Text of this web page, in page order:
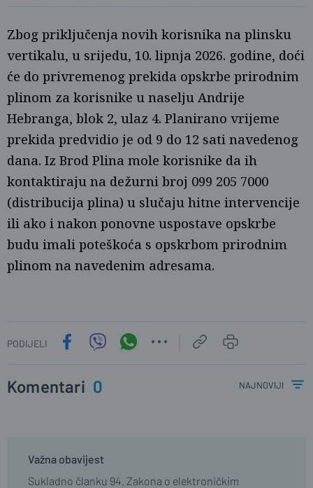
Zbog priključenja novih korisnika na plinsku
vertikalu, u srijedu, 10. lipnja 2026. godine, doći
će do privremenog prekida opskrbe prirodnim
plinom za korisnike u naselju Andrije
Hebranga, blok 2, ulaz 4. Planirano vrijeme
prekida predvidio je od 9 do 12 sati navedenog
dana. Iz Brod Plina mole korisnike da ih
kontaktiraju na dežurni broj 099 205 7000
(distribucija plina) u slučaju hitne intervencije
ili ako i nakon ponovne uspostave opskrbe
budu imali poteškoća s opskrbom prirodnim
plinom na navedenim adresama.
PODIJELI
Komentari 0 najnoviji
Važna obavijest
Sukladno članku 94. Zakona o elektroničkim